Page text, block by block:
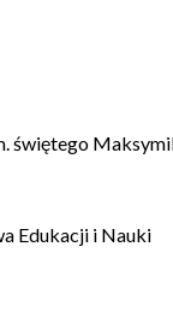
świętego
Edukacji i Nauki